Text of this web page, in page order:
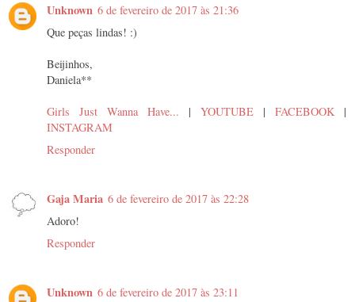
Unknown 6 de fevereiro de 2017 às 21:36
Que peças lindas! :)
Beijinhos,
Daniela**
Girls Just Wanna Have... | YOUTUBE | FACEBOOK |
INSTAGRAM
Responder
Gaja Maria 6 de fevereiro de 2017 às 22:28
Adoro!
Responder
Unknown 6 de fevereiro de 2017 às 23:11